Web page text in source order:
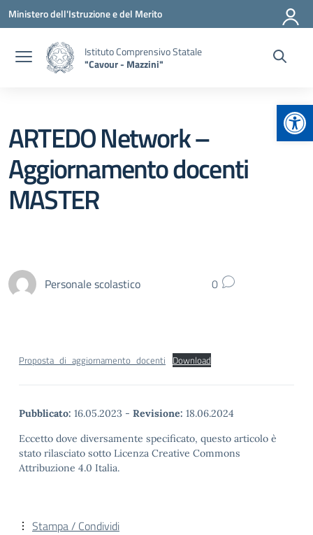
Vai ai contenuti
Vai al menu di navigazione
Vai al footer
Ministero dell'Istruzione e del Merito
Istituto Comprensivo Statale
"Cavour - Mazzini"
ARTEDO Network –
Aggiornamento docenti
MASTER
Personale scolastico 0
Proposta_di_aggiornamento_docenti Download
Pubblicato: 16.05.2023 - Revisione: 18.06.2024
Eccetto dove diversamente specificato, questo articolo è
stato rilasciato sotto Licenza Creative Commons
Attribuzione 4.0 Italia.
Stampa / Condividi